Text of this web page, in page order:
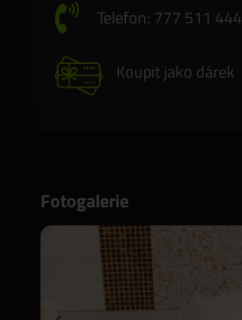
 Telefon: 777 511 444
Koupit jako dárek
Fotogalerie